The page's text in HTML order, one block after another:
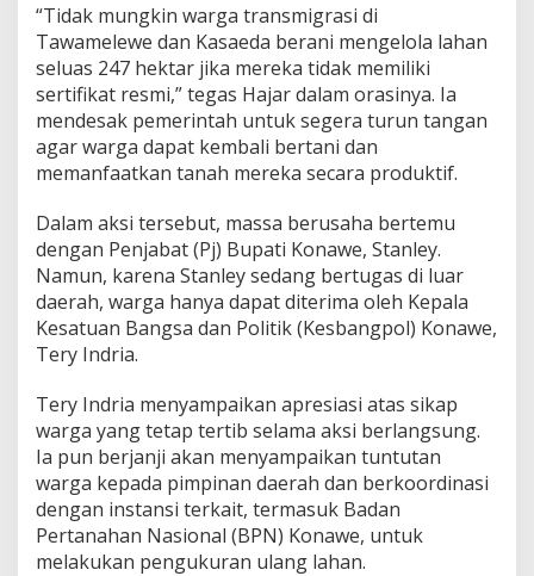
s
a
i
a
n
S
e
n
k
e
t
a
L
a
“Tidak mungkin warga transmigrasi di
Tawamelewe dan Kasaeda berani mengelola lahan
seluas 247 hektar jika mereka tidak memiliki
sertifikat resmi,” tegas Hajar dalam orasinya. Ia
mendesak pemerintah untuk segera turun tangan
agar warga dapat kembali bertani dan
memanfaatkan tanah mereka secara produktif.
Dalam aksi tersebut, massa berusaha bertemu
dengan Penjabat (Pj) Bupati Konawe, Stanley.
Namun, karena Stanley sedang bertugas di luar
daerah, warga hanya dapat diterima oleh Kepala
Kesatuan Bangsa dan Politik (Kesbangpol) Konawe,
Tery Indria.
Tery Indria menyampaikan apresiasi atas sikap
warga yang tetap tertib selama aksi berlangsung.
Ia pun berjanji akan menyampaikan tuntutan
warga kepada pimpinan daerah dan berkoordinasi
dengan instansi terkait, termasuk Badan
Pertanahan Nasional (BPN) Konawe, untuk
melakukan pengukuran ulang lahan.